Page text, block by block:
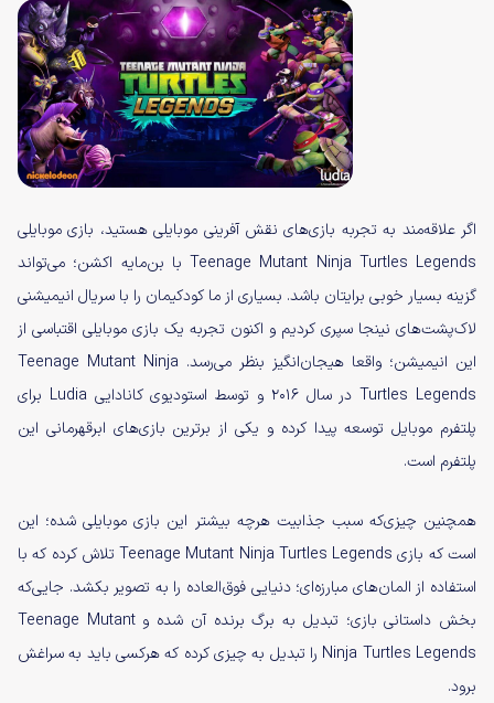
اگر علاقه‌مند به تجربه بازی‌های نقش آفرینی موبایلی هستید، بازی موبایلی
Teenage Mutant Ninja Turtles Legends با بن‌مایه اکشن؛ می‌تواند
گزینه بسیار خوبی برایتان باشد. بسیاری از ما کودکیمان را با سریال انیمیشنی
لاک‌پشت‌های نینجا سپری کردیم و اکنون تجربه یک بازی موبایلی اقتباسی از
این انیمیشن؛ واقعا هیجان‌انگیز بنظر می‌رسد. Teenage Mutant Ninja
Turtles Legends در سال ۲۰۱۶ و توسط استودیوی کانادایی Ludia برای
پلتفرم موبایل توسعه پیدا کرده و یکی از برترین بازی‌های ابرقهرمانی این
پلتفرم است.
همچنین چیزی‌که سبب جذابیت هرچه بیشتر این بازی موبایلی شده؛ این
است که بازی Teenage Mutant Ninja Turtles Legends تلاش کرده که با
استفاده از المان‌های مبارزه‌ای؛ دنیایی فوق‌العاده را به تصویر بکشد. جایی‌که
بخش داستانی بازی؛ تبدیل به برگ برنده آن شده و Teenage Mutant
Ninja Turtles Legends را تبدیل به چیزی کرده که هرکسی باید به سراغش
برود.